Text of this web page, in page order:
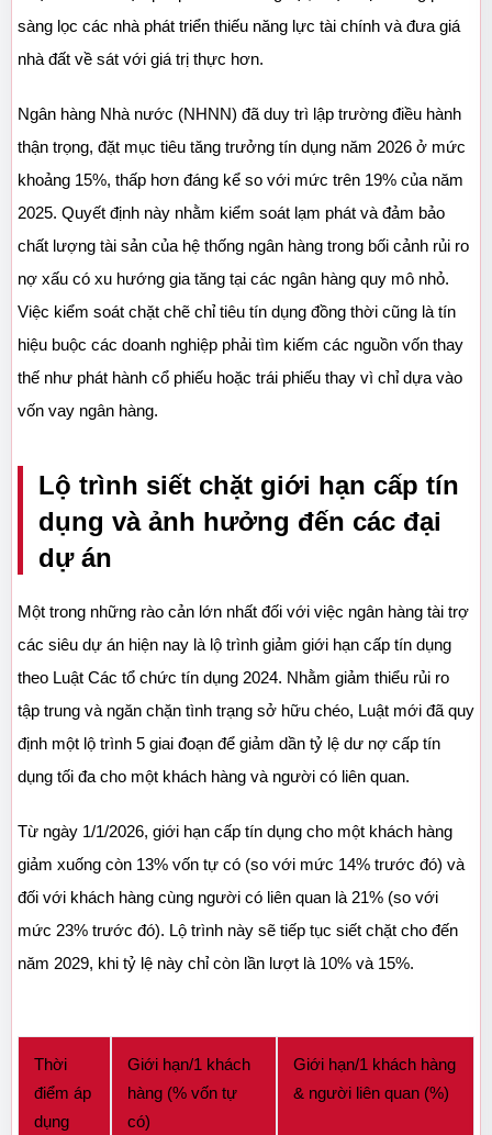
sàng lọc các nhà phát triển thiếu năng lực tài chính và đưa giá
nhà đất về sát với giá trị thực hơn.
Ngân hàng Nhà nước (NHNN) đã duy trì lập trường điều hành
thận trọng, đặt mục tiêu tăng trưởng tín dụng năm 2026 ở mức
khoảng 15%, thấp hơn đáng kể so với mức trên 19% của năm
2025. Quyết định này nhằm kiểm soát lạm phát và đảm bảo
chất lượng tài sản của hệ thống ngân hàng trong bối cảnh rủi ro
nợ xấu có xu hướng gia tăng tại các ngân hàng quy mô nhỏ.
Việc kiểm soát chặt chẽ chỉ tiêu tín dụng đồng thời cũng là tín
hiệu buộc các doanh nghiệp phải tìm kiếm các nguồn vốn thay
thế như phát hành cổ phiếu hoặc trái phiếu thay vì chỉ dựa vào
vốn vay ngân hàng.
Lộ trình siết chặt giới hạn cấp tín
dụng và ảnh hưởng đến các đại
dự án
Một trong những rào cản lớn nhất đối với việc ngân hàng tài trợ
các siêu dự án hiện nay là lộ trình giảm giới hạn cấp tín dụng
theo Luật Các tổ chức tín dụng 2024. Nhằm giảm thiểu rủi ro
tập trung và ngăn chặn tình trạng sở hữu chéo, Luật mới đã quy
định một lộ trình 5 giai đoạn để giảm dần tỷ lệ dư nợ cấp tín
dụng tối đa cho một khách hàng và người có liên quan.
Từ ngày 1/1/2026, giới hạn cấp tín dụng cho một khách hàng
giảm xuống còn 13% vốn tự có (so với mức 14% trước đó) và
đối với khách hàng cùng người có liên quan là 21% (so với
mức 23% trước đó). Lộ trình này sẽ tiếp tục siết chặt cho đến
năm 2029, khi tỷ lệ này chỉ còn lần lượt là 10% và 15%.
Thời
điểm áp
dụng
Giới hạn/1 khách
hàng (% vốn tự
có)
Giới hạn/1 khách hàng
& người liên quan (%)